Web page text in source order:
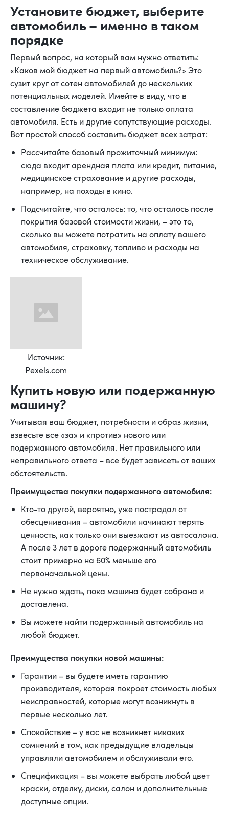
Установите бюджет, выберите
автомобиль – именно в таком
порядке
Первый вопрос, на который вам нужно ответить:
«Каков мой бюджет на первый автомобиль?» Это
сузит круг от сотен автомобилей до нескольких
потенциальных моделей. Имейте в виду, что в
составление бюджета входит не только оплата
автомобиля. Есть и другие сопутствующие расходы.
Вот простой способ составить бюджет всех затрат:
Рассчитайте базовый прожиточный минимум:
сюда входит арендная плата или кредит, питание,
медицинское страхование и другие расходы,
например, на походы в кино.
Подсчитайте, что осталось: то, что осталось после
покрытия базовой стоимости жизни, – это то,
сколько вы можете потратить на оплату вашего
автомобиля, страховку, топливо и расходы на
техническое обслуживание.
Источник:
Pexels.com
Купить новую или подержанную
машину?
Учитывая ваш бюджет, потребности и образ жизни,
взвесьте все «за» и «против» нового или
подержанного автомобиля. Нет правильного или
неправильного ответа – все будет зависеть от ваших
обстоятельств.
Преимущества покупки подержанного автомобиля:
Кто-то другой, вероятно, уже пострадал от
обесценивания – автомобили начинают терять
ценность, как только они выезжают из автосалона.
А после 3 лет в дороге подержанный автомобиль
стоит примерно на 60% меньше его
первоначальной цены.
Не нужно ждать, пока машина будет собрана и
доставлена.
Вы можете найти подержанный автомобиль на
любой бюджет.
Преимущества покупки новой машины:
Гарантии – вы будете иметь гарантию
производителя, которая покроет стоимость любых
неисправностей, которые могут возникнуть в
первые несколько лет.
Спокойствие – у вас не возникнет никаких
сомнений в том, как предыдущие владельцы
управляли автомобилем и обслуживали его.
Спецификация – вы можете выбрать любой цвет
краски, отделку, диски, салон и дополнительные
доступные опции.